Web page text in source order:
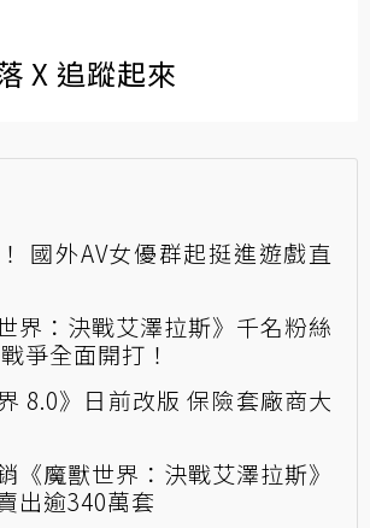
X 追蹤起來
國外AV女優群起挺進遊戲直
界：決戰艾澤拉斯》千名粉絲
爭全面開打！
8.0》日前改版 保險套廠商大
《魔獸世界：決戰艾澤拉斯》
出逾340萬套